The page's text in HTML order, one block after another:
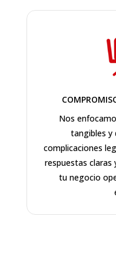
Nos
tangibles y
complicaciones
respuestas claras
tu negocio